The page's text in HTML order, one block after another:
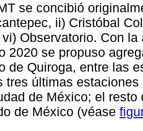
se concibió
ii) Cristóbal
vi) Observatorio. Con
2020 se propuso
de Quiroga, entre las
tres últimas
de México; el
de México (véase